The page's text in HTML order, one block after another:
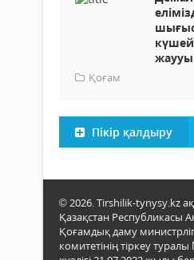
Қоғам
Пікір қалдыру
© 2026. Tirshilik-tynysy.kz
Қазақстан Республикасы
Қоғамдық даму
комитетінің тіркеу